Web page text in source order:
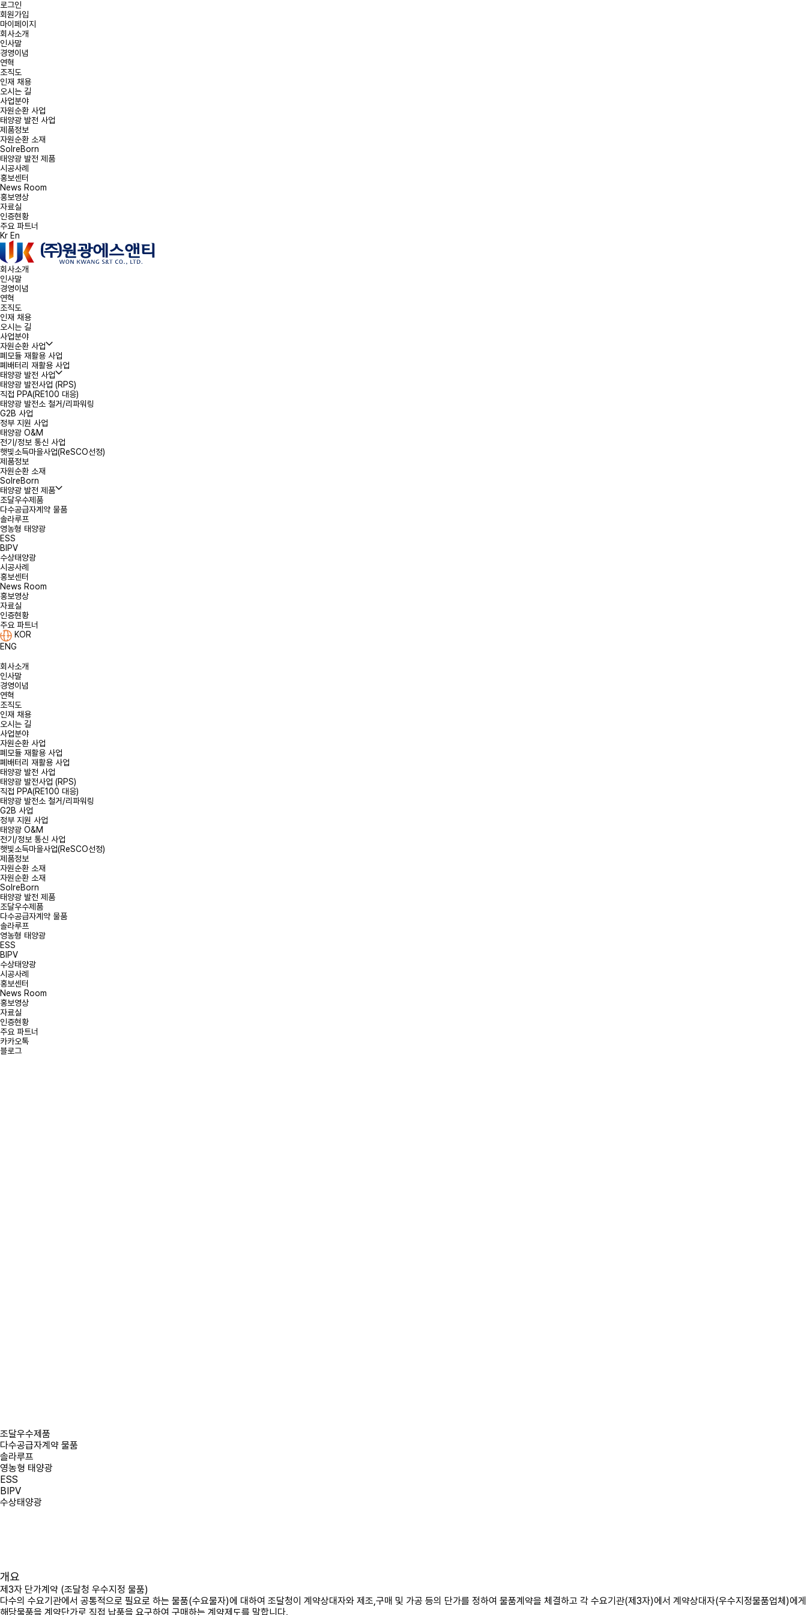
로그인
회원가입
마이페이지
회사소개
인사말
경영이념
연혁
조직도
인재 채용
오시는 길
사업분야
자원순환 사업
태양광 발전 사업
제품정보
자원순환 소재
SolreBorn
태양광 발전 제품
시공사례
홍보센터
News Room
홍보영상
자료실
인증현황
주요 파트너
Kr En
회사소개
인사말
경영이념
연혁
조직도
인재 채용
오시는 길
사업분야
자원순환 사업
폐모듈 재활용 사업
폐배터리 재활용 사업
태양광 발전 사업
태양광 발전사업 (RPS)
직접 PPA(RE100 대응)
태양광 발전소 철거/리파워링
G2B 사업
정부 지원 사업
태양광 O&M
전기/정보 통신 사업
햇빛소득마을사업(ReSCO선정)
제품정보
자원순환 소재
SolreBorn
태양광 발전 제품
조달우수제품
다수공급자계약 물품
솔라루프
영농형 태양광
ESS
BIPV
수상태양광
시공사례
홍보센터
News Room
홍보영상
자료실
인증현황
주요 파트너
KOR
ENG
회사소개
인사말
경영이념
연혁
조직도
인재 채용
오시는 길
사업분야
자원순환 사업
폐모듈 재활용 사업
폐배터리 재활용 사업
태양광 발전 사업
태양광 발전사업 (RPS)
직접 PPA(RE100 대응)
태양광 발전소 철거/리파워링
G2B 사업
정부 지원 사업
태양광 O&M
전기/정보 통신 사업
햇빛소득마을사업(ReSCO선정)
제품정보
자원순환 소재
자원순환 소재
SolreBorn
태양광 발전 제품
조달우수제품
다수공급자계약 물품
솔라루프
영농형 태양광
ESS
BIPV
수상태양광
시공사례
홍보센터
News Room
홍보영상
자료실
인증현황
주요 파트너
카카오톡
블로그
조달우수제품
다수공급자계약 물품
솔라루프
영농형 태양광
ESS
BIPV
수상태양광
개요
제3자 단가계약 (조달청 우수지정 물품)
다수의 수요기관에서 공통적으로 필요로 하는 물품(수요물자)에 대하여 조달청이 계약상대자와 제조,구매 및 가공 등의 단가를 정하여 물품계약을 체결하고 각 수요기관(제3자)에서 계약상대자(우수지정물품업체)에게
해당물품을 계약단가로 직접 납품을 요구하여 구매하는 계약제도를 말합니다.